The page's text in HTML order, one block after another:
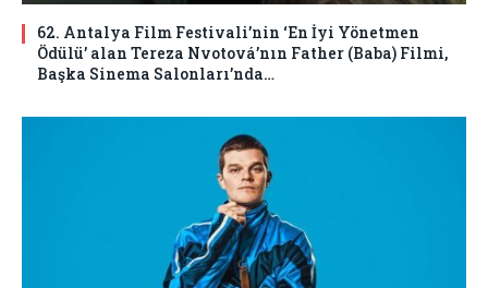
62. Antalya Film Festivali’nin ‘En İyi Yönetmen
Ödülü’ alan Tereza Nvotová’nın Father (Baba) Filmi,
Başka Sinema Salonları’nda…